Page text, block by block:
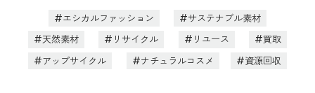
エシカルファッション
サステナブル素材
天然素材
リサイクル リユース
買取
アップサイクル
ナチュラルコスメ 資源回収